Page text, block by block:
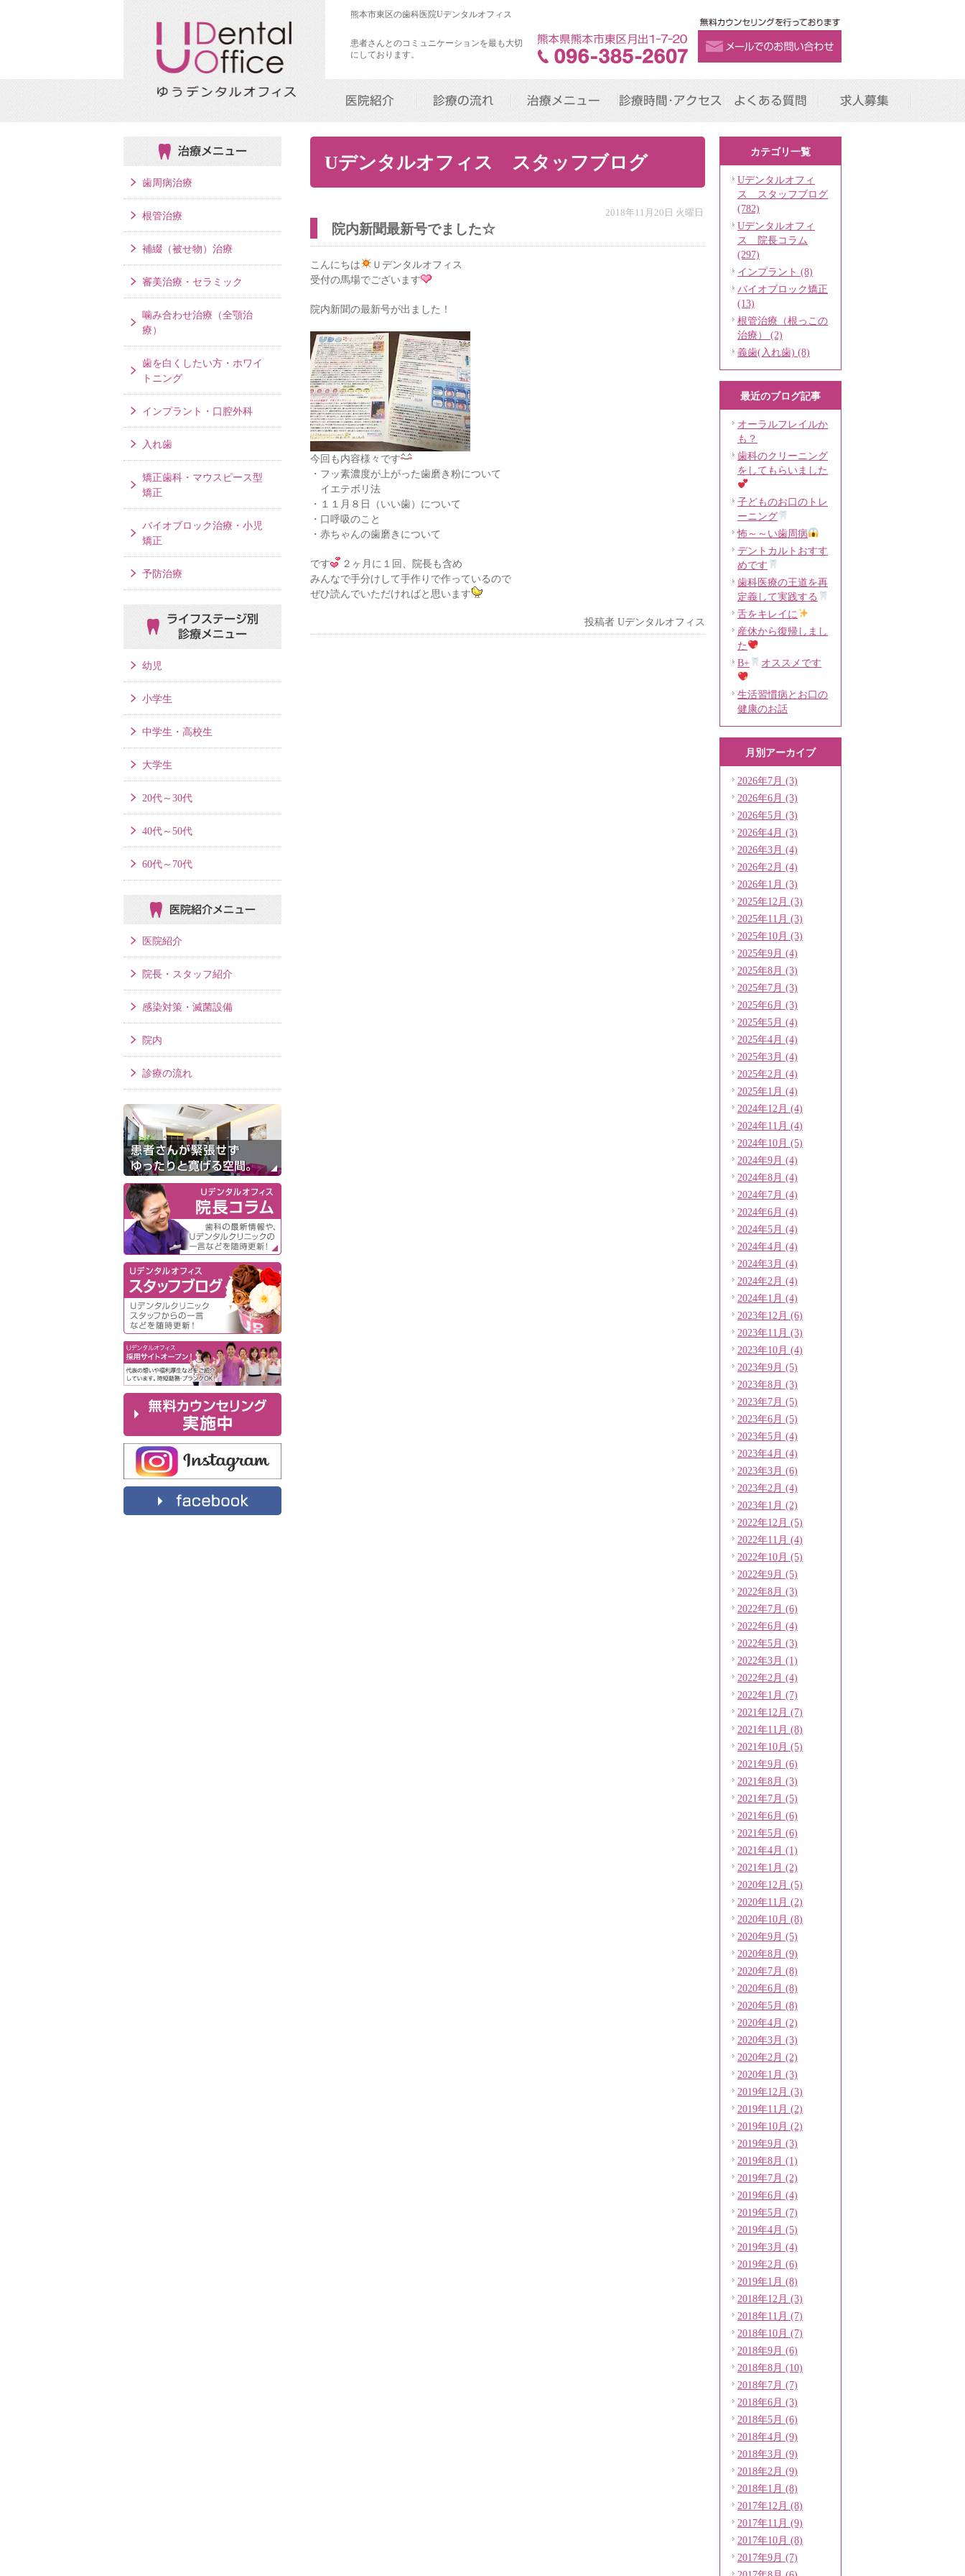
熊本市東区の歯科医院Uデンタルオフィス
患者さんとのコミュニケーションを最も大切
にしております。
医院紹介 診療の流れ 治療メニュー 診療時間･アクセス よくある質問 求人募集
Uデンタルオフィス スタッフブログ
2018年11月20日 火曜日
院内新聞最新号でました☆
こんにちは
Ｕデンタルオフィス
受付の馬場でございます
院内新聞の最新号が出ました！
今回も内容様々です
・フッ素濃度が上がった歯磨き粉について
イエテボリ法
・１１月８日（いい歯）について
・口呼吸のこと
・赤ちゃんの歯磨きについて
です
２ヶ月に１回、院長も含め
みんなで手分けして手作りで作っているので
ぜひ読んでいただければと思います
投稿者 Uデンタルオフィス
カテゴリ一覧
Uデンタルオフィ
ス スタッフブログ
(782)
Uデンタルオフィ
ス 院長コラム
(297)
インプラント (8)
バイオブロック矯正
(13)
根管治療（根っこの
治療） (2)
義歯(入れ歯) (8)
最近のブログ記事
オーラルフレイルか
も？
歯科のクリーニング
をしてもらいました
子どものお口のトレ
ーニング
怖～～い歯周病
デントカルトおすす
めです
歯科医療の王道を再
定義して実践する
舌をキレイに
産休から復帰しまし
た
B+
オススメです
生活習慣病とお口の
健康のお話
月別アーカイブ
2026年7月 (3)
2026年6月 (3)
2026年5月 (3)
2026年4月 (3)
2026年3月 (4)
2026年2月 (4)
2026年1月 (3)
2025年12月 (3)
2025年11月 (3)
2025年10月 (3)
2025年9月 (4)
2025年8月 (3)
2025年7月 (3)
2025年6月 (3)
2025年5月 (4)
2025年4月 (4)
2025年3月 (4)
2025年2月 (4)
2025年1月 (4)
2024年12月 (4)
2024年11月 (4)
2024年10月 (5)
2024年9月 (4)
2024年8月 (4)
2024年7月 (4)
2024年6月 (4)
2024年5月 (4)
2024年4月 (4)
2024年3月 (4)
2024年2月 (4)
2024年1月 (4)
2023年12月 (6)
2023年11月 (3)
2023年10月 (4)
2023年9月 (5)
2023年8月 (3)
2023年7月 (5)
2023年6月 (5)
2023年5月 (4)
2023年4月 (4)
2023年3月 (6)
2023年2月 (4)
2023年1月 (2)
2022年12月 (5)
2022年11月 (4)
2022年10月 (5)
2022年9月 (5)
2022年8月 (3)
2022年7月 (6)
2022年6月 (4)
2022年5月 (3)
2022年3月 (1)
2022年2月 (4)
2022年1月 (7)
2021年12月 (7)
2021年11月 (8)
2021年10月 (5)
2021年9月 (6)
2021年8月 (3)
2021年7月 (5)
2021年6月 (6)
2021年5月 (6)
2021年4月 (1)
2021年1月 (2)
2020年12月 (5)
2020年11月 (2)
2020年10月 (8)
2020年9月 (5)
2020年8月 (9)
2020年7月 (8)
2020年6月 (8)
2020年5月 (8)
2020年4月 (2)
2020年3月 (3)
2020年2月 (2)
2020年1月 (3)
2019年12月 (3)
2019年11月 (2)
2019年10月 (2)
2019年9月 (3)
2019年8月 (1)
2019年7月 (2)
2019年6月 (4)
2019年5月 (7)
2019年4月 (5)
2019年3月 (4)
2019年2月 (6)
2019年1月 (8)
2018年12月 (3)
2018年11月 (7)
2018年10月 (7)
2018年9月 (6)
2018年8月 (10)
2018年7月 (7)
2018年6月 (3)
2018年5月 (6)
2018年4月 (9)
2018年3月 (9)
2018年2月 (9)
2018年1月 (8)
2017年12月 (8)
2017年11月 (9)
2017年10月 (8)
2017年9月 (7)
治療メニュー
歯周病治療
根管治療
補綴（被せ物）治療
審美治療・セラミック
噛み合わせ治療（全顎治
療）
歯を白くしたい方・ホワイ
トニング
インプラント・口腔外科
入れ歯
矯正歯科・マウスピース型
矯正
バイオブロック治療・小児
矯正
予防治療
ライフステージ別
診療メニュー
幼児
小学生
中学生・高校生
大学生
20代～30代
40代～50代
60代～70代
医院紹介メニュー
医院紹介
院長・スタッフ紹介
感染対策・滅菌設備
院内
診療の流れ